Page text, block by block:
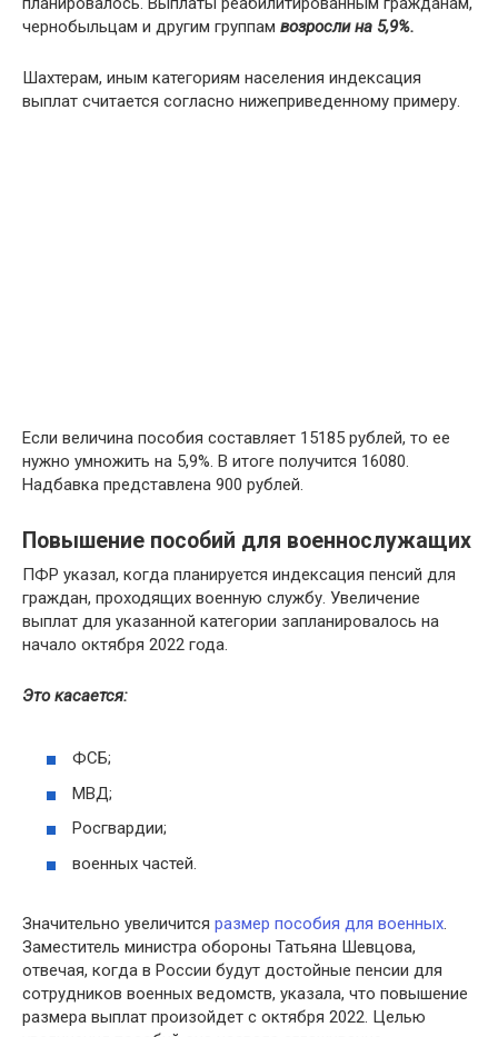
чернобыльцам и другим группам возросли на 5,9%.
Шахтерам, иным категориям населения индексация
выплат считается согласно нижеприведенному примеру.
Если величина пособия составляет 15185 рублей, то ее
нужно умножить на 5,9%. В итоге получится 16080.
Надбавка представлена 900 рублей.
Повышение пособий для военнослужащих
ПФР указал, когда планируется индексация пенсий для
граждан, проходящих военную службу. Увеличение
выплат для указанной категории запланировалось на
начало октября 2022 года.
Это касается:
ФСБ;
МВД;
Росгвардии;
военных частей.
Значительно увеличится размер пособия для военных
Заместитель министра обороны Татьяна Шевцова,
отвечая, когда в России будут достойные пенсии для
сотрудников военных ведомств, указала, что повышение
размера выплат произойдет с октября 2022. Целью